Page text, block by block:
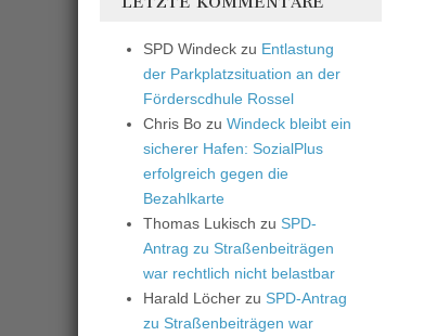
SPD Windeck zu Entlastung
der Parkplatzsituation an der
Förderscdhule Rossel
Chris Bo zu Windeck bleibt ein
sicherer Hafen: SozialPlus
erfolgreich gegen die
Bezahlkarte
Thomas Lukisch zu SPD-
Antrag zu Straßenbeiträgen
war rechtlich nicht belastbar
Harald Löcher zu SPD-Antrag
zu Straßenbeiträgen war